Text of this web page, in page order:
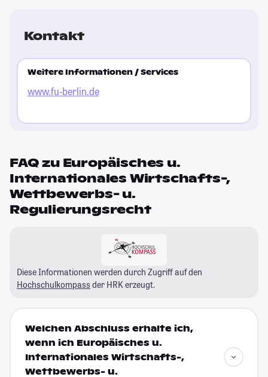
Kontakt
Weitere Informationen / Services
www.fu-berlin.de
FAQ zu Europäisches u.
Internationales Wirtschafts-,
Wettbewerbs- u.
Regulierungsrecht
Diese Informationen werden durch Zugriff auf den
Hochschulkompass der HRK erzeugt.
Welchen Abschluss erhalte ich,
wenn ich Europäisches u.
Internationales Wirtschafts-,
Wettbewerbs- u.